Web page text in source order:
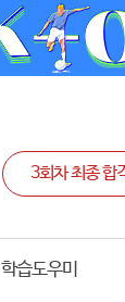
학습도우미